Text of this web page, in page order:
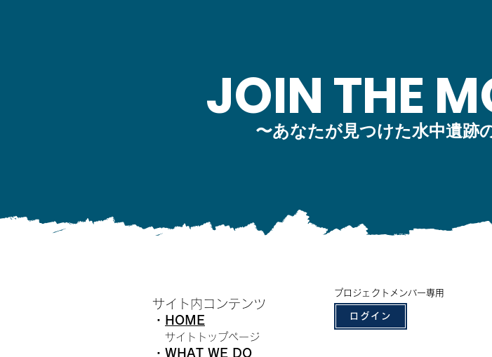
JOIN THE
〜あなたが見つけた水中遺跡
サイト内コンテンツ
・ HOME
サイトトップページ
・ WHAT WE DO
プロジェクトメンバー専用
ログイン